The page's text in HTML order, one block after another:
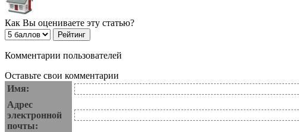
Как Вы оцениваете эту статью?
Комментарии пользователей
Оставьте свои комментарии
Имя:
Адрес
электронной
почты: